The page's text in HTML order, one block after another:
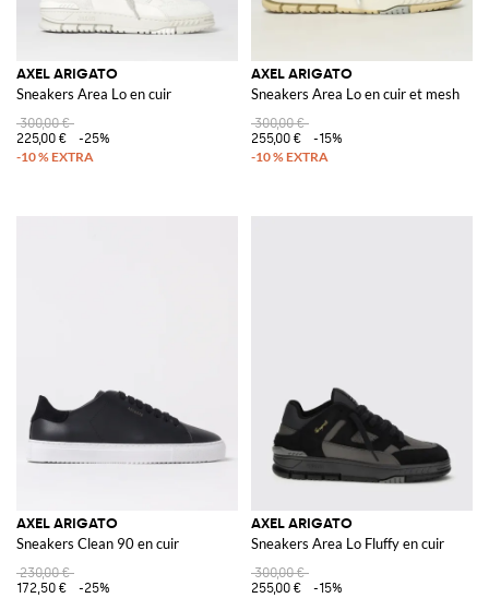
AXEL ARIGATO
Sneakers Area Lo en cuir
300,00 €
225,00 €
-25%
AXEL ARIGATO
Sneakers Area Lo en cuir et mesh
300,00 €
255,00 €
-15%
AXEL ARIGATO
Sneakers Clean 90 en cuir
230,00 €
172,50 €
-25%
AXEL ARIGATO
Sneakers Area Lo Fluffy en cuir
300,00 €
255,00 €
-15%